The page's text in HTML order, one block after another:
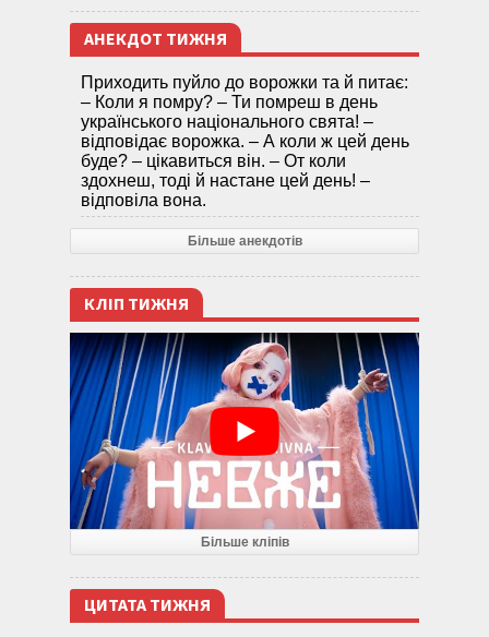
АНЕКДОТ ТИЖНЯ
Приходить пуйло до ворожки та й питає:
– Коли я помру? – Ти помреш в день
українського національного свята! –
відповідає ворожка. – А коли ж цей день
буде? – цікавиться він. – От коли
здохнеш, тоді й настане цей день! –
відповіла вона.
Більше анекдотів
КЛІП ТИЖНЯ
Більше кліпів
ЦИТАТА ТИЖНЯ